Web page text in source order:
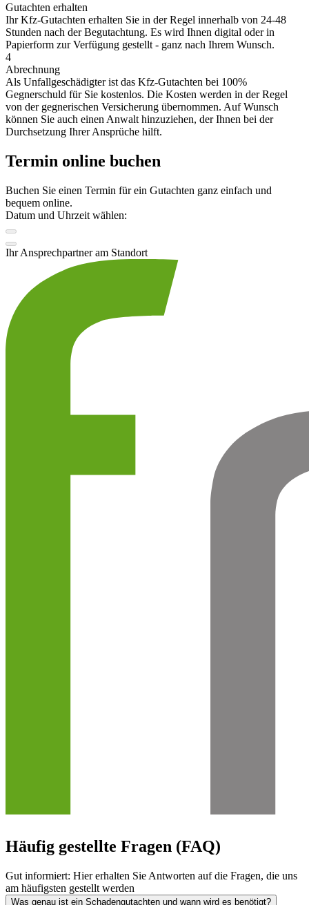
Gutachten erhalten
Ihr Kfz-Gutachten erhalten Sie in der Regel innerhalb von 24-48
Stunden nach der Begutachtung. Es wird Ihnen digital oder in
Papierform zur Verfügung gestellt - ganz nach Ihrem Wunsch.
4
Abrechnung
Als Unfallgeschädigter ist das Kfz-Gutachten bei 100%
Gegnerschuld für Sie kostenlos. Die Kosten werden in der Regel
von der gegnerischen Versicherung übernommen. Auf Wunsch
können Sie auch einen Anwalt hinzuziehen, der Ihnen bei der
Durchsetzung Ihrer Ansprüche hilft.
Termin online buchen
Buchen Sie einen Termin für ein Gutachten ganz einfach und
bequem online.
Datum und Uhrzeit wählen:
Ihr Ansprechpartner am Standort
Häufig gestellte Fragen (FAQ)
Gut informiert: Hier erhalten Sie Antworten auf die Fragen, die uns
am häufigsten gestellt werden
Was genau ist ein Schadengutachten und wann wird es benötigt?